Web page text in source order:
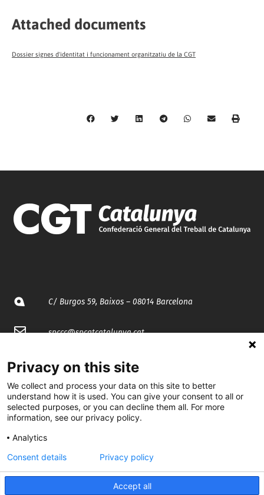
Attached documents
Dossier signes d'identitat i funcionament organitzatiu de la CGT
C/ Burgos 59, Baixos – 08014 Barcelona
spccc@spcgtcatalunya.cat
@CGTCatalunya
cgtcatalunya
CGTCatalunya
cgtcatalunya
Privacy on this site
We collect and process your data on this site to better
understand how it is used. You can give your consent to all or
selected purposes, or you can decline them all. For more
information, see our privacy policy.
Analytics
Accept all
Consent details Privacy policy